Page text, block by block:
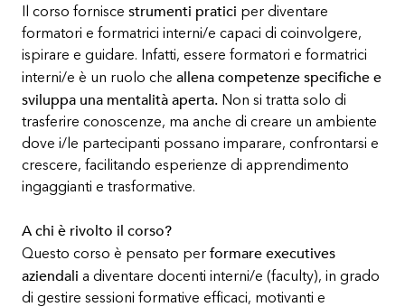
Il corso fornisce strumenti pratici per diventare
formatori e formatrici interni/e capaci di coinvolgere,
ispirare e guidare. Infatti, essere formatori e formatrici
interni/e è un ruolo che allena competenze specifiche e
sviluppa una mentalità aperta. Non si tratta solo di
trasferire conoscenze, ma anche di creare un ambiente
dove i/le partecipanti possano imparare, confrontarsi e
crescere, facilitando esperienze di apprendimento
ingaggianti e trasformative.
A chi è rivolto il corso?
Questo corso è pensato per formare executives
aziendali a diventare docenti interni/e (faculty), in grado
di gestire sessioni formative efficaci, motivanti e